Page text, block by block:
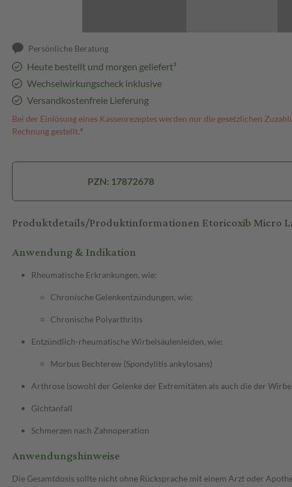
Persönliche Beratung
Heute bestellt und morgen geliefert³
Wechselwirkungscheck inklusive
Versandkostenfreie Lieferung
Bei der Einlösung eines Kassenrezeptes werden nur die gesetzlichen
Rechnung gestellt.⁴
PZN: 17872678
Produktdetails/Produktinformationen Etoricoxib Micro
Anwendung & Indikation
Rheumatische Erkrankungen, wie:
Chronische Gelenkentzündungen, wie:
Chronische Polyarthritis
Entzündlich-rheumatische Wirbelsäulenleiden, wie:
Morbus Bechterew (Spondylitis ankylosans)
Arthrose (sowohl der Gelenke der Extremitäten als auch die der
Gichtanfall
Schmerzen nach Zahnoperation
Anwendungshinweise
Die Gesamtdosis sollte nicht ohne Rücksprache mit einem Arzt oder